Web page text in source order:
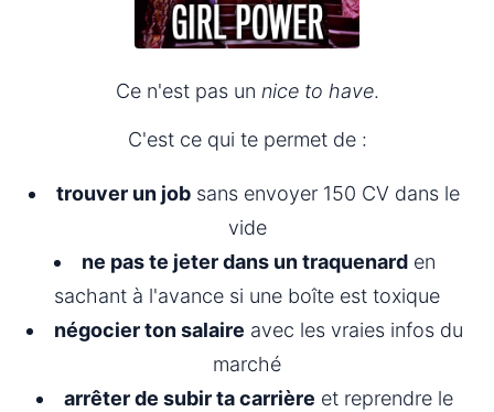
Ce n'est pas un nice to have.
C'est ce qui te permet de :
trouver un job sans envoyer 150 CV dans le
vide
ne pas te jeter dans un traquenard en
sachant à l'avance si une boîte est toxique
négocier ton salaire avec les vraies infos du
marché
arrêter de subir ta carrière et reprendre le